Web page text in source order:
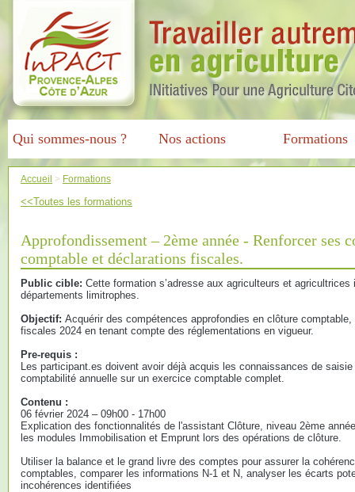
Qui sommes-nous ? Nos actions Formations
Accueil > Formations
<<Toutes les formations
Approfondissement – 2ème année - Renforcer ses
comptable et déclarations fiscales.
Public cible: Cette formation s’adresse aux agriculteurs et
départements limitrophes.
Objectif: Acquérir des compétences approfondies en clôture
fiscales 2024 en tenant compte des réglementations en vigueur.
Pre-requis :
Les participant.es doivent avoir déjà acquis les connaissances de
comptabilité annuelle sur un exercice comptable complet.
Contenu :
06 février 2024 – 09h00 - 17h00
Explication des fonctionnalités de l'assistant Clôture, niveau 2ème
les modules Immobilisation et Emprunt lors des opérations de clôture.
Utiliser la balance et le grand livre des comptes pour assurer la
comptables, comparer les informations N-1 et N, analyser les écarts
incohérences identifiées